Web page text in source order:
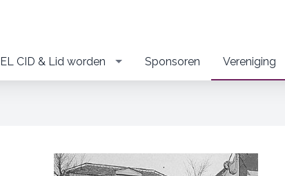
EL CID & Lid worden Sponsoren Vereniging